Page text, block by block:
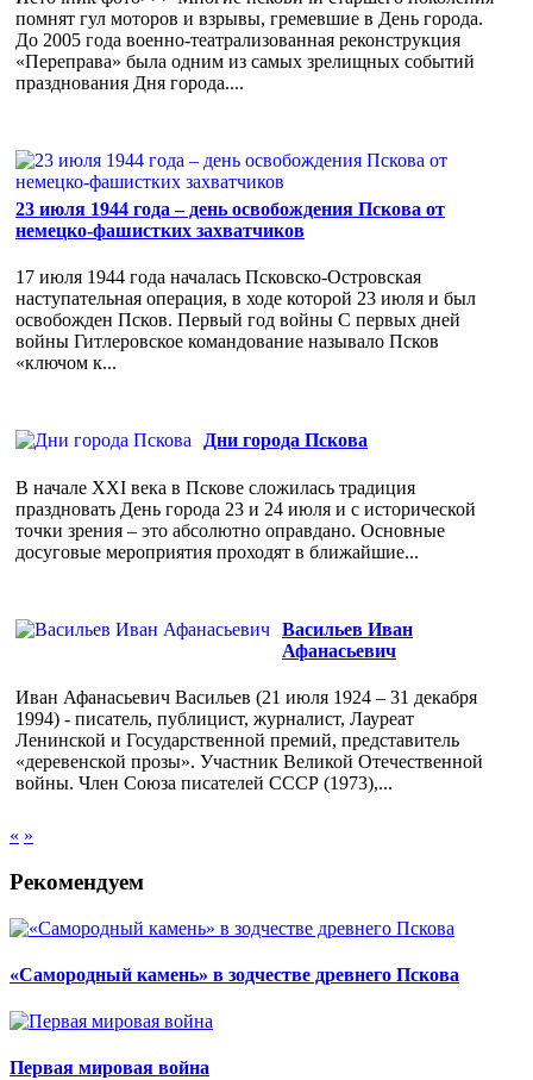
помнят гул моторов и взрывы, гремевшие в День города.
До 2005 года военно-театрализованная реконструкция
«Переправа» была одним из самых зрелищных событий
празднования Дня города....
23 июля 1944 года – день освобождения Пскова от
немецко-фашистких захватчиков
17 июля 1944 года началась Псковско-Островская
наступательная операция, в ходе которой 23 июля и был
освобожден Псков. Первый год войны С первых дней
войны Гитлеровское командование называло Псков
«ключом к...
Дни города Пскова
В начале XXI века в Пскове сложилась традиция
праздновать День города 23 и 24 июля и с исторической
точки зрения – это абсолютно оправдано. Основные
досуговые мероприятия проходят в ближайшие...
Васильев Иван
Афанасьевич
Иван Афанасьевич Васильев (21 июля 1924 – 31 декабря
1994) - писатель, публицист, журналист, Лауреат
Ленинской и Государственной премий, представитель
«деревенской прозы». Участник Великой Отечественной
войны. Член Союза писателей СССР (1973),...
« »
Рекомендуем
«Самородный камень» в зодчестве древнего Пскова
Первая мировая война